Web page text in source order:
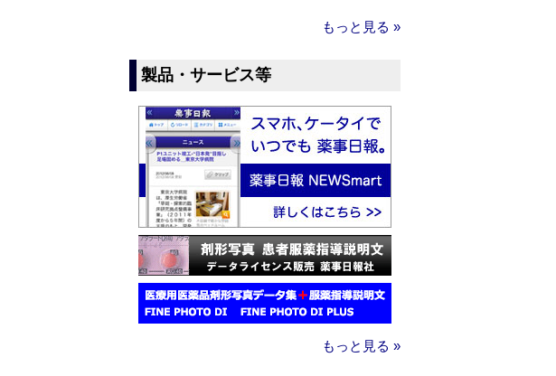
もっと見る »
製品・サービス等
もっと見る »